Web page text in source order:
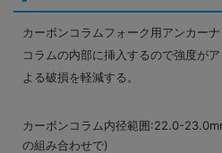
カーボンコラムフォーク用アンカーナ
コラムの内部に挿入するので強度が
よる破損を軽減する。
カーボンコラム内径範囲:22.0-
の組み合わせで)